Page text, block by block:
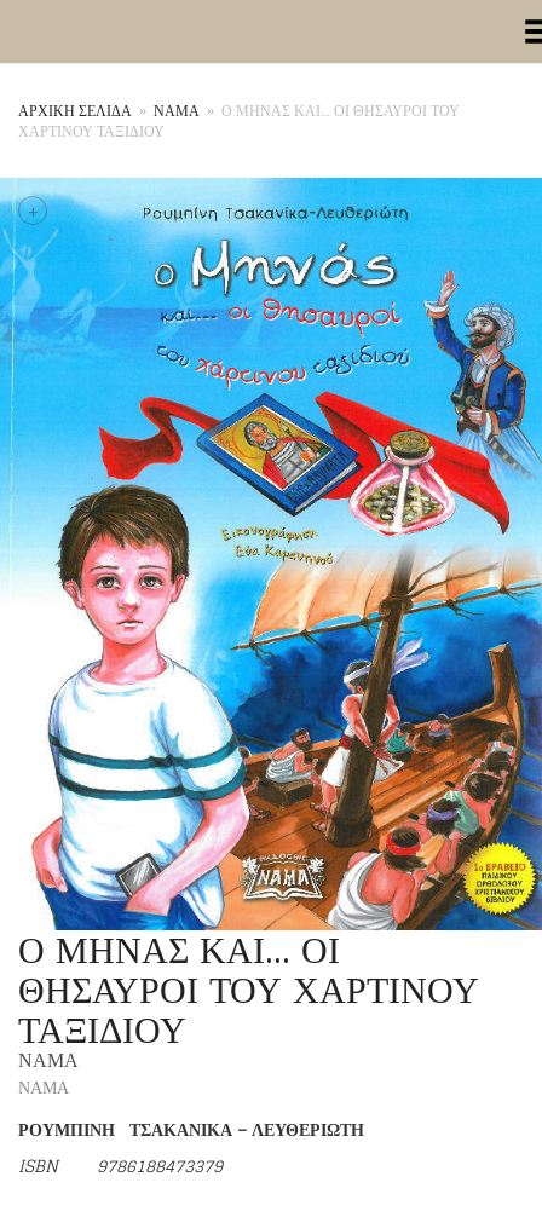
Toggle
ΑΡΧΙΚΉ ΣΕΛΊΔΑ » ΝΑΜΑ » Ο ΜΗΝΑΣ ΚΑΙ… ΟΙ ΘΗΣΑΥΡΟΙ ΤΟΥ
ΧΑΡΤΙΝΟΥ ΤΑΞΙΔΙΟΥ
+
Ο ΜΗΝΑΣ ΚΑΙ… ΟΙ
ΘΗΣΑΥΡΟΙ ΤΟΥ ΧΑΡΤΙΝΟΥ
ΤΑΞΙΔΙΟΥ
ΝΑΜΑ
ΝΑΜΑ
ΡΟΥΜΠΙΝΗ ΤΣΑΚΑΝΙΚΑ – ΛΕΥΘΕΡΙΩΤΗ
ISBN 9786188473379